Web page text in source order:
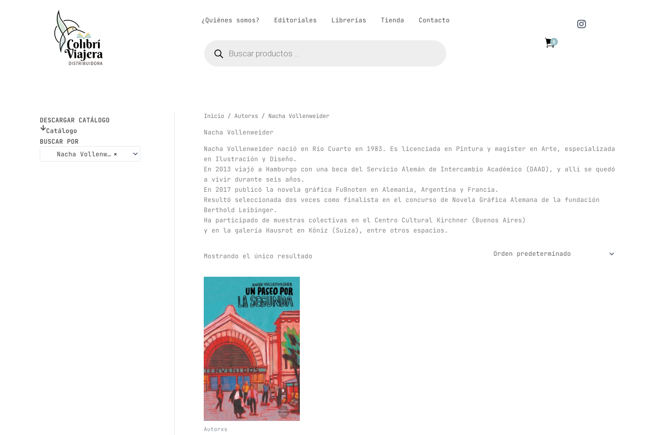
¿Quiénes somos? Editoriales Librerías Tienda Contacto
productos
0
I
n
DESCARGAR CATÁLOGO
Catálogo
BUSCAR POR
×
Nacha Vollenweider
Inicio / Autorxs / Nacha Vollenweider
Nacha Vollenweider
Nacha Vollenweider nació en Río Cuarto en 1983. Es licenciada en Pintura y magíster en Arte, especializada
en Ilustración y Diseño.
En 2013 viajó a Hamburgo con una beca del Servicio Alemán de Intercambio Académico (DAAD), y allí se quedó
a vivir durante seis años.
En 2017 publicó la novela gráfica Fußnoten en Alemania, Argentina y Francia.
Resultó seleccionada dos veces como finalista en el concurso de Novela Gráfica Alemana de la fundación
Berthold Leibinger.
Ha participado de muestras colectivas en el Centro Cultural Kirchner (Buenos Aires)
y en la galería Hausrot en Köniz (Suiza), entre otros espacios.
Mostrando el único resultado
Autorxs